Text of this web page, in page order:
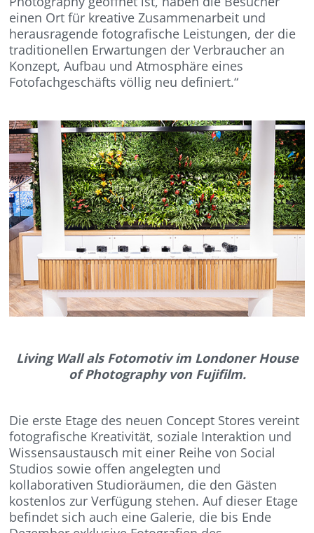
einen Ort für kreative Zusammenarbeit und
herausragende fotografische Leistungen, der die
traditionellen Erwartungen der Verbraucher an
Konzept, Aufbau und Atmosphäre eines
Fotofachgeschäfts völlig neu definiert.“
Living Wall als Fotomotiv im Londoner House
of Photography von Fujifilm.
Die erste Etage des neuen Concept Stores vereint
fotografische Kreativität, soziale Interaktion und
Wissensaustausch mit einer Reihe von Social
Studios sowie offen angelegten und
kollaborativen Studioräumen, die den Gästen
kostenlos zur Verfügung stehen. Auf dieser Etage
befindet sich auch eine Galerie, die bis Ende